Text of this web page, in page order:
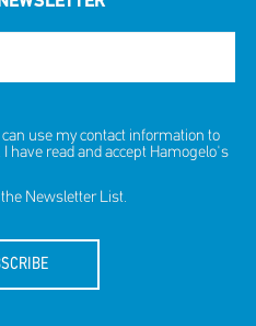
use my contact information to
have read and accept Hamogelo's
Newsletter List.